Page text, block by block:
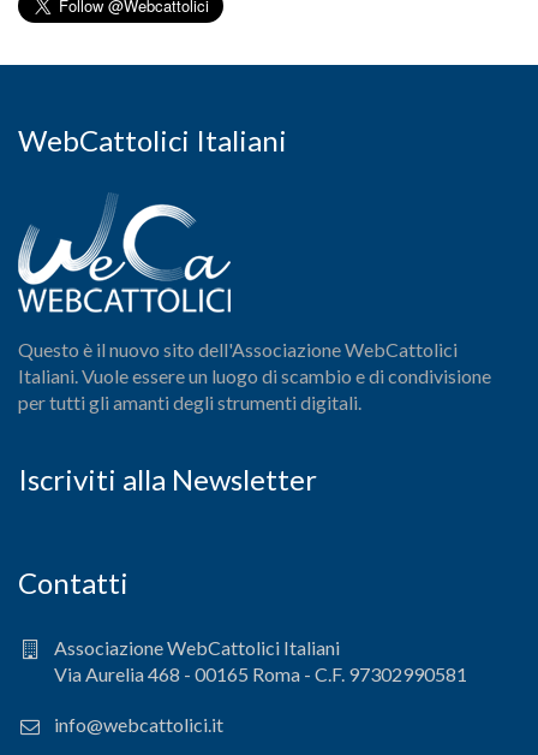
WebCattolici Italiani
Questo è il nuovo sito dell'Associazione WebCattolici
Italiani. Vuole essere un luogo di scambio e di condivisione
per tutti gli amanti degli strumenti digitali.
Iscriviti alla Newsletter
Contatti
Associazione WebCattolici Italiani
Via Aurelia 468 - 00165 Roma - C.F. 97302990581
info@webcattolici.it